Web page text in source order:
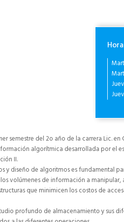
semestre del 2o año de la carrera Lic. en
algorítmica desarrollada por el
II.
y diseño de algoritmos es fundamental
volúmenes de información a manipular,
que minimicen los costos de
profundo de almacenamiento y sus